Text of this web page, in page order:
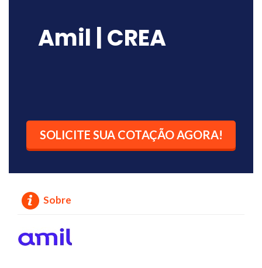
Amil | CREA
SOLICITE SUA COTAÇÃO AGORA!
Sobre